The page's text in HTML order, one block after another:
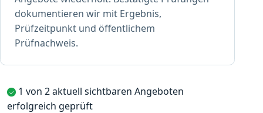
dokumentieren wir mit Ergebnis,
Prüfzeitpunkt und öffentlichem
Prüfnachweis.
✓Geprüft
1 von 2 aktuell sichtbaren Angeboten
erfolgreich geprüft